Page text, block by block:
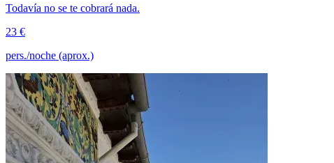
Todavía no se te cobrará nada.
23 €
pers./noche (aprox.)